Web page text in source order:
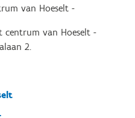
van Hoeselt -
centrum van Hoeselt -
2.